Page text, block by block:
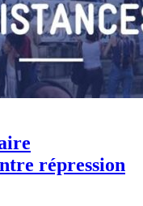
répression